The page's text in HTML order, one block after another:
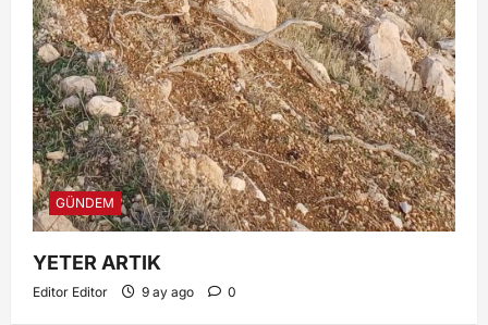
GÜNDEM
YETER ARTIK
Editor Editor 9 ay ago 0